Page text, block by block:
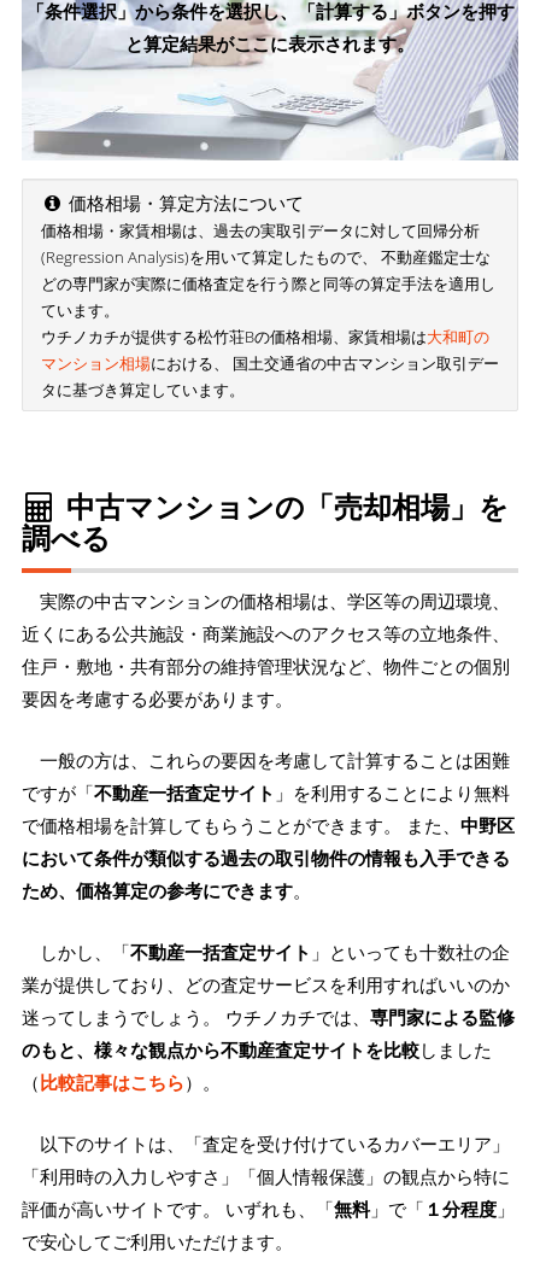
「条件選択」から条件を選択し、「計算する」ボタンを押す
と算定結果がここに表示されます。
価格相場・算定方法について
価格相場・家賃相場は、過去の実取引データに対して回帰分析
(Regression Analysis)を用いて算定したもので、 不動産鑑定士な
どの専門家が実際に価格査定を行う際と同等の算定手法を適用し
ています。
ウチノカチが提供する松竹荘Bの価格相場、家賃相場は大和町の
マンション相場における、 国土交通省の中古マンション取引デー
タに基づき算定しています。
中古マンションの「売却相場」を
調べる
実際の中古マンションの価格相場は、学区等の周辺環境、
近くにある公共施設・商業施設へのアクセス等の立地条件、
住戸・敷地・共有部分の維持管理状況など、物件ごとの個別
要因を考慮する必要があります。
一般の方は、これらの要因を考慮して計算することは困難
ですが「不動産一括査定サイト 」を利用することにより無料
で価格相場を計算してもらうことができます。 また、 中野区
において条件が類似する過去の取引物件の情報も入手できる
ため、価格算定の参考にできます。
しかし、「不動産一括査定サイト 」といっても十数社の企
業が提供しており、どの査定サービスを利用すればいいのか
迷ってしまうでしょう。 ウチノカチでは、 専門家による監修
のもと、様々な観点から不動産査定サイトを比較しました
（比較記事はこちら）。
以下のサイトは、「査定を受け付けているカバーエリア」
「利用時の入力しやすさ」「個人情報保護」の観点から特に
評価が高いサイトです。 いずれも、「無料」で「 １分程度 」
で安心してご利用いただけます。